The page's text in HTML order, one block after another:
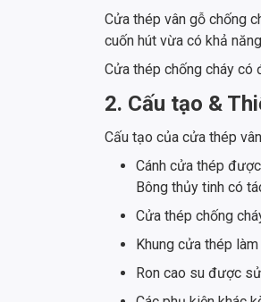
Cửa thép vân gỗ chống
cuốn hút vừa có khả
Cửa thép chống cháy có
2. Cấu tạo &
Cấu tạo của cửa thép
Cánh cửa thép
Bông thủy tinh có
Cửa thép chống
Khung cửa thép
Ron cao su được